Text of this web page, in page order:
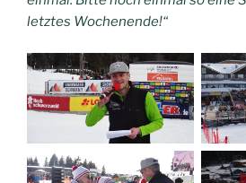
letztes Wochenende!“